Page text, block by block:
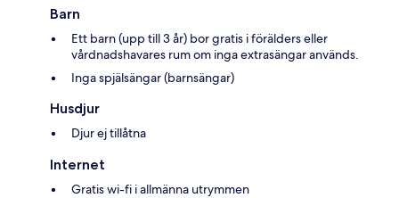
Barn
Ett barn (upp till 3 år) bor gratis i förälders eller
vårdnadshavares rum om inga extrasängar används.
Inga spjälsängar (barnsängar)
Husdjur
Djur ej tillåtna
Internet
Gratis wi-fi i allmänna utrymmen